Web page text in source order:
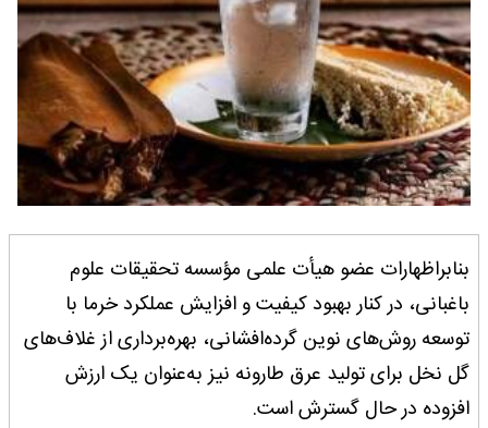
بنابراظهارات عضو هیأت علمی مؤسسه تحقیقات علوم
باغبانی، در کنار بهبود کیفیت و افزایش عملکرد خرما با
توسعه روش‌های نوین گرده‌افشانی، بهره‌برداری از غلاف‌های
گل نخل برای تولید عرق طارونه نیز به‌عنوان یک ارزش
افزوده در حال گسترش است.